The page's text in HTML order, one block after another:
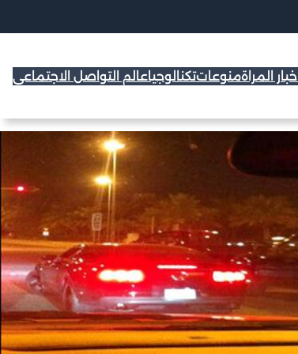
اخبار المراةمنوعاتتكنالوجياعالم التواصل الاجتماعي